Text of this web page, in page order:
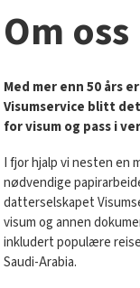
Om oss
Med mer enn 50 års
Visumservice blitt
for visum og pass i
I fjor hjalp vi nesten en
nødvendige
datterselskapet
visum og annen
inkludert populære
Saudi-Arabia.